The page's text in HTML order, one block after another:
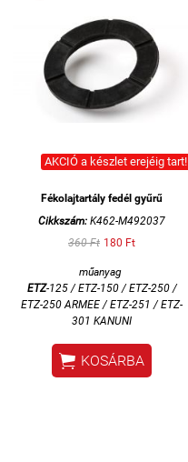
AKCIÓ a készlet erejéig tart!
Fékolajtartály fedél gyűrű
Cikkszám: K462-M492037
360 Ft 180 Ft
műanyag
ETZ-125 / ETZ-150 / ETZ-250 /
ETZ-250 ARMEE / ETZ-251 / ETZ-
301 KANUNI
 KOSÁRBA